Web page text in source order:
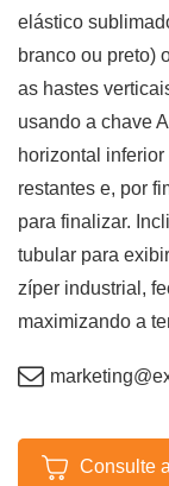
elástico
branco ou preto)
as hastes
usando a chave
horizontal
restantes e, por
para finalizar.
tubular para
zíper industrial,
maximizando a
Consulte